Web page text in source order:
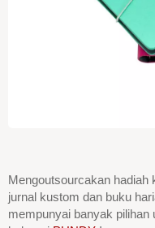
Mengoutsourcakan hadiah
jurnal kustom dan buku
mempunyai banyak pilihan